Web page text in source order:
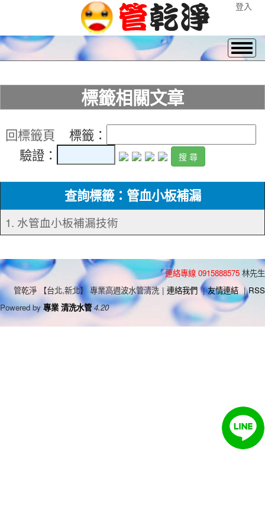
登入
標籤相關文章
回標籤頁 標籤：
驗證：
查詢標籤：管血小板補漏
1. 水管血小板補漏技術
連絡專線 0915888575 林先生
管乾淨 【台北,新北】 專業高週波水管清洗 | 連絡我們 | 友情連結 | RSS
Powered by 專業 清洗水管 4.20